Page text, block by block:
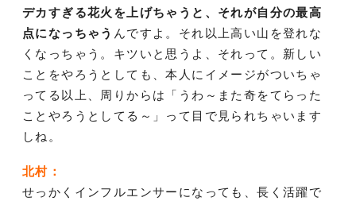
デカすぎる花火を上げちゃうと、それが自分の最高
点になっちゃう んですよ。それ以上高い山を登れな
くなっちゃう。キツいと思うよ、それって。新しい
ことをやろうとしても、本人にイメージがついちゃ
ってる以上、周りからは「うわ～また奇をてらった
ことやろうとしてる～」って目で見られちゃいます
しね。
北村：
せっかくインフルエンサーになっても、長く活躍で